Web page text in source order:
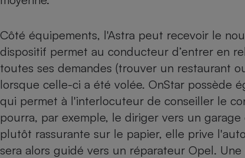
Côté équipements, l'Astra peut recevoir le
dispositif permet au conducteur d’entrer en
toutes ses demandes (trouver un restaurant
lorsque celle-ci a été volée. OnStar possède
qui permet à l'interlocuteur de conseiller le
pourra, par exemple, le diriger vers un
plutôt rassurante sur le papier, elle prive
sera alors guidé vers un réparateur Opel.